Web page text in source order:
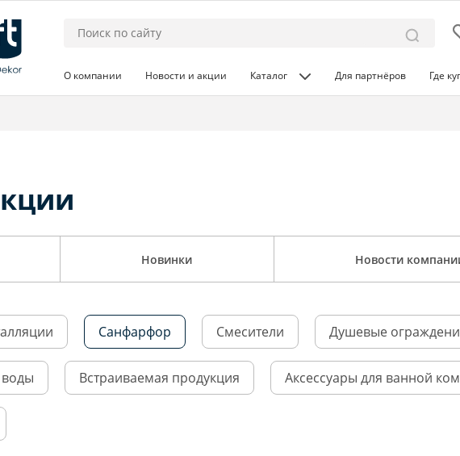
О компании Новости и акции Каталог Для партнёров Где
Новинки Новости
Санфарфор Смесители Душевые
Встраиваемая продукция Аксессуары для ванной